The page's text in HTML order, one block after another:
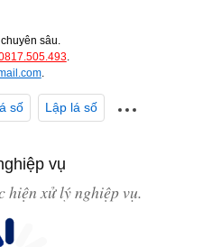
sâu.
.
.
số Lập lá số
vụ
hiện xử lý nghiệp vụ.